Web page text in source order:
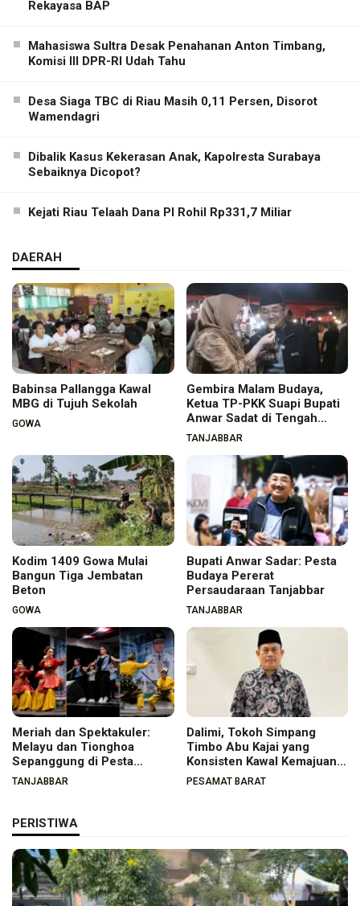
Rekayasa BAP
Mahasiswa Sultra Desak Penahanan Anton Timbang,
Komisi III DPR-RI Udah Tahu
Desa Siaga TBC di Riau Masih 0,11 Persen, Disorot
Wamendagri
Dibalik Kasus Kekerasan Anak, Kapolresta Surabaya
Sebaiknya Dicopot?
Kejati Riau Telaah Dana PI Rohil Rp331,7 Miliar
DAERAH
Babinsa Pallangga Kawal
MBG di Tujuh Sekolah
GOWA
Gembira Malam Budaya,
Ketua TP-PKK Suapi Bupati
Anwar Sadat di Tengah
Warga
TANJABBAR
Kodim 1409 Gowa Mulai
Bangun Tiga Jembatan
Beton
GOWA
Bupati Anwar Sadar: Pesta
Budaya Pererat
Persaudaraan Tanjabbar
TANJABBAR
Meriah dan Spektakuler:
Melayu dan Tionghoa
Sepanggung di Pesta
Budaya Tanjabbar
TANJABBAR
Dalimi, Tokoh Simpang
Timbo Abu Kajai yang
Konsisten Kawal Kemajuan
Nagari
PESAMAT BARAT
PERISTIWA